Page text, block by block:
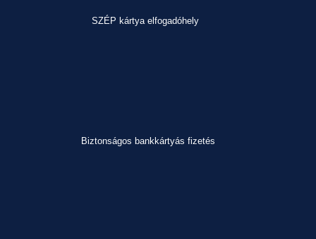
SZÉP kártya elfogadóhely
Biztonságos bankkártyás fizetés